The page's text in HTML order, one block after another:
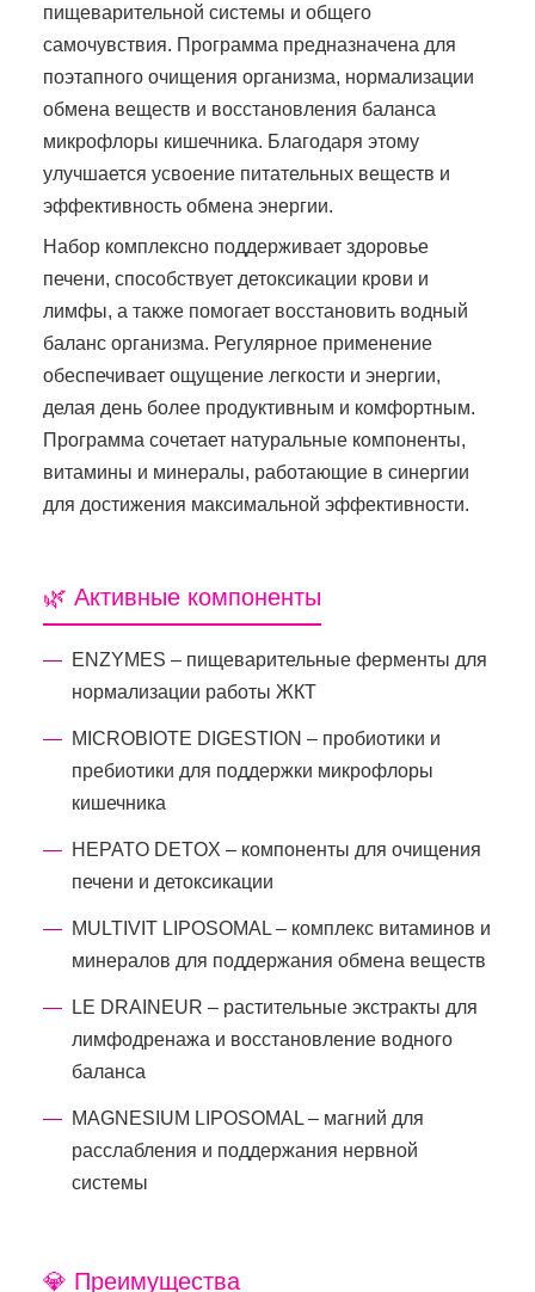
пищеварительной системы и общего
самочувствия. Программа предназначена для
поэтапного очищения организма, нормализации
обмена веществ и восстановления баланса
микрофлоры кишечника. Благодаря этому
улучшается усвоение питательных веществ и
эффективность обмена энергии.
Набор комплексно поддерживает здоровье
печени, способствует детоксикации крови и
лимфы, а также помогает восстановить водный
баланс организма. Регулярное применение
обеспечивает ощущение легкости и энергии,
делая день более продуктивным и комфортным.
Программа сочетает натуральные компоненты,
витамины и минералы, работающие в синергии
для достижения максимальной эффективности.
🌿 Активные компоненты
ENZYMES – пищеварительные ферменты для
нормализации работы ЖКТ
MICROBIOTE DIGESTION – пробиотики и
пребиотики для поддержки микрофлоры
кишечника
HEPATO DETOX – компоненты для очищения
печени и детоксикации
MULTIVIT LIPOSOMAL – комплекс витаминов и
минералов для поддержания обмена веществ
LE DRAINEUR – растительные экстракты для
лимфодренажа и восстановление водного
баланса
MAGNESIUM LIPOSOMAL – магний для
расслабления и поддержания нервной
системы
💎 Преимущества